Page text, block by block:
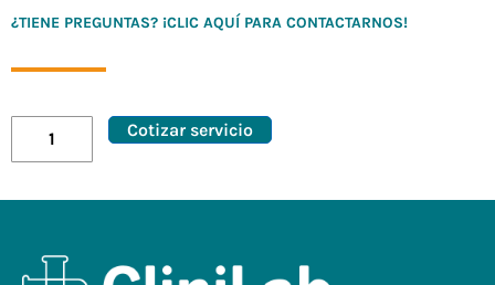
¿TIENE PREGUNTAS? ¡CLIC AQUÍ PARA CONTACTARNOS!
Cotizar servicio